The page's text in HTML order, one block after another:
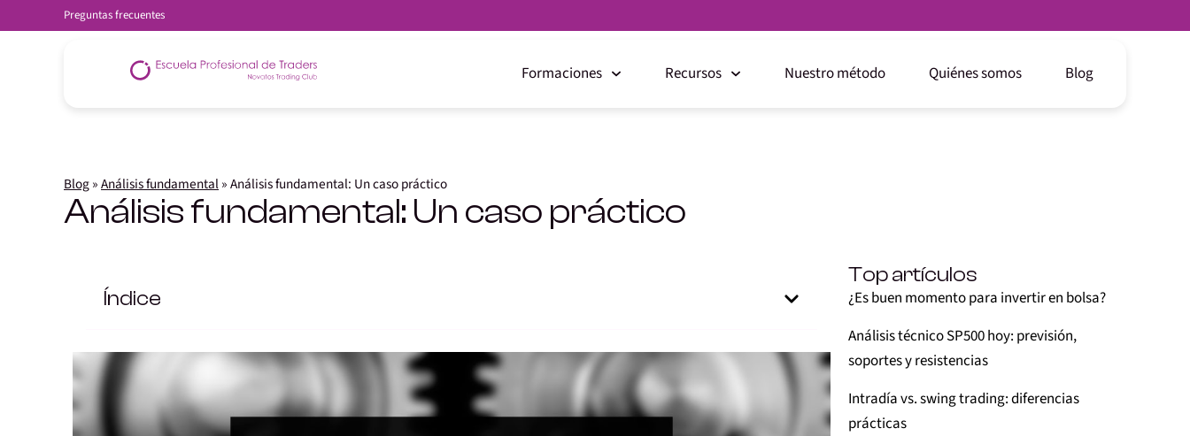
Preguntas frecuentes
Formaciones Recursos Nuestro método Quiénes somos Blog
Blog»Análisis fundamental»Análisis fundamental: Un caso práctico
Análisis fundamental: Un caso práctico
Índice
Top artículos
¿Es buen momento para invertir en bolsa?
Análisis técnico SP500 hoy: previsión,
soportes y resistencias
Intradía vs. swing trading: diferencias
prácticas